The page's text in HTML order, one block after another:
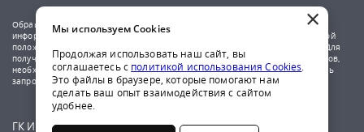
Обращаем ваше внимание на то, что данный сайт носит исключительно
информационный характер и не является публичной офертой, определяемой
положениями Статьи 437(2) Гражданского кодекса Российской Федерации. Для
получения подробной информации о наличии и стоимости указанных товаров,
необходимо обратиться к менеджерам компании по телефону или отправить
запрос на почтовый адрес указанный в контактах.
ГК Ирбис © 2009-2026
×
Мы используем Cookies
Продолжая использовать наш сайт, вы
соглашаетесь с политикой использования Cookies.
Это файлы в браузере, которые помогают нам
сделать ваш опыт взаимодействия с сайтом
удобнее.